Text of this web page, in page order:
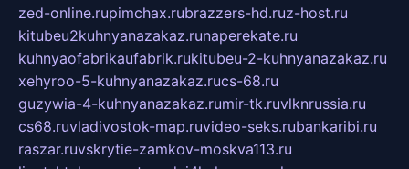
zed-online.rupimchax.rubrazzers-hd.ruz-host.ru
kitubeu2kuhnyanazakaz.runaperekate.ru
kuhnyaofabrikaufabrik.rukitubeu-2-kuhnyanazakaz.ru
xehyroo-5-kuhnyanazakaz.rucs-68.ru
guzywia-4-kuhnyanazakaz.rumir-tk.ruvlknrussia.ru
cs68.ruvladivostok-map.ruvideo-seks.rubankaribi.ru
raszar.ruvskrytie-zamkov-moskva113.ru